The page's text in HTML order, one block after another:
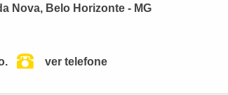
Nova, Belo Horizonte - MG
ver telefone